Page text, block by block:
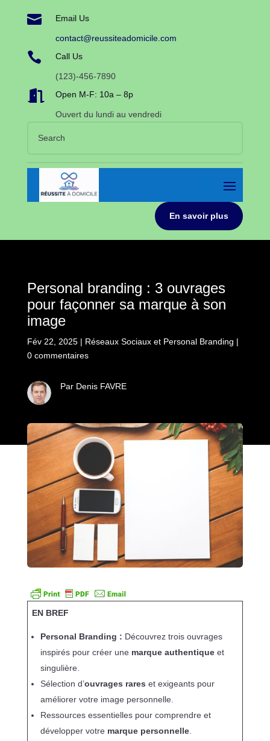
 Email Us
contact@reussiteadomicile.com
 Call Us
(123)-456-7890
 Open M-F: 10a – 8p
Ouvert du lundi au vendredi
En savoir plus
Personal branding : 3 ouvrages
pour façonner sa marque à son
image
Fév 22, 2025| Réseaux Sociaux et Personal Branding |
0 commentaires
Par Denis FAVRE
EN BREF
Personal Branding : Découvrez trois ouvrages
inspirés pour créer une marque authentiqueet
singulière.
Sélection d’ouvrages rares et exigeants pour
améliorer votre image personnelle.
Ressources essentielles pour comprendre et
développer votre marque personnelle.